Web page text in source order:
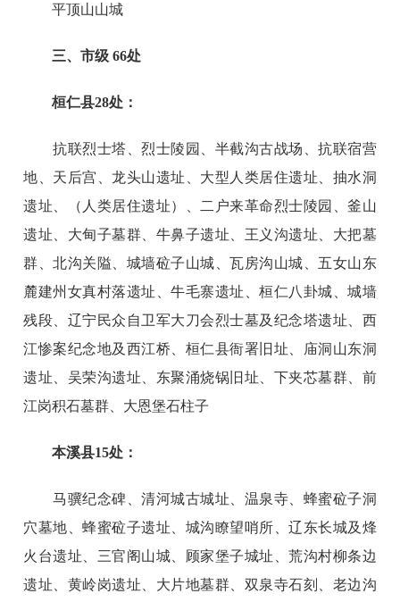
平顶山山城
三、市级 66处
桓仁县28处：
抗联烈士塔、烈士陵园、半截沟古战场、抗联宿营
地、天后宫、龙头山遗址、大型人类居住遗址、抽水洞
遗址、（人类居住遗址）、二户来革命烈士陵园、釜山
遗址、大甸子墓群、牛鼻子遗址、王义沟遗址、大把墓
群、北沟关隘、城墙砬子山城、瓦房沟山城、五女山东
麓建州女真村落遗址、牛毛寨遗址、桓仁八卦城、城墙
残段、辽宁民众自卫军大刀会烈士墓及纪念塔遗址、西
江惨案纪念地及西江桥、桓仁县衙署旧址、庙洞山东洞
遗址、吴荣沟遗址、东聚涌烧锅旧址、下夹芯墓群、前
江岗积石墓群、大恩堡石柱子
本溪县15处：
马骥纪念碑、清河城古城址、温泉寺、蜂蜜砬子洞
穴墓地、蜂蜜砬子遗址、城沟瞭望哨所、辽东长城及烽
火台遗址、三官阁山城、顾家堡子城址、荒沟村柳条边
遗址、黄岭岗遗址、大片地墓群、双泉寺石刻、老边沟